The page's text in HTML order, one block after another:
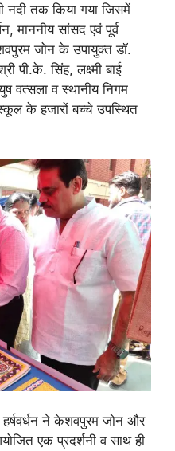
नदी तक किया गया जिसमें
माननीय सांसद एवं पूर्व
जोन के उपायुक्त डॉ.
पी.के. सिंह, लक्ष्मी बाई
वत्सला व स्थानीय निगम
स्कूल के हजारों बच्चे उपस्थित
ने केशवपुरम जोन और
एक प्रदर्शनी व साथ ही